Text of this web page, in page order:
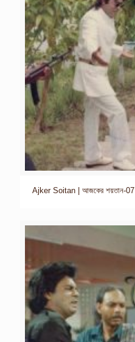
Ajker Soitan | আজকের শয়তান-07